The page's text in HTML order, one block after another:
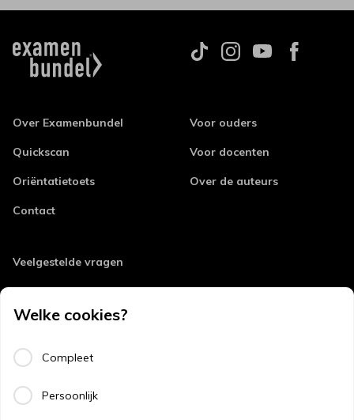
Over Examenbundel
Quickscan
Oriëntatietoets
Contact
Voor ouders
Voor docenten
Over de auteurs
Veelgestelde vragen
Retourneren
Errata
Algemene voorwaarden
Privacy
Welke cookies?
Compleet
Persoonlijk